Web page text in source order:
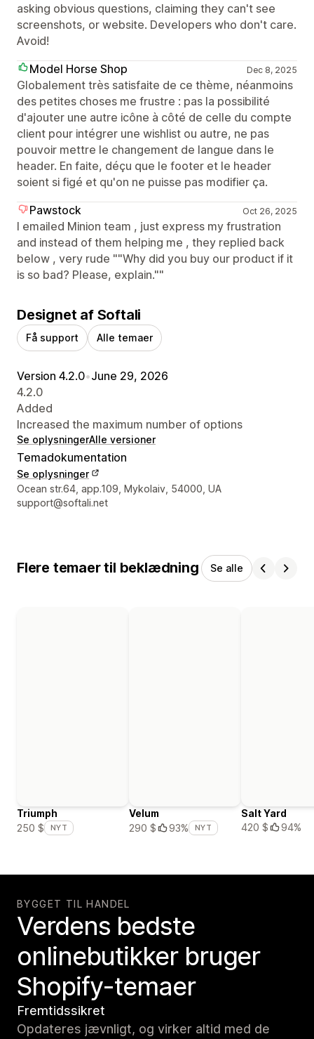
asking obvious questions, claiming they can't see
screenshots, or website. Developers who don't care.
Avoid!
Model Horse Shop
Dec 8, 2025
Globalement très satisfaite de ce thème, néanmoins
des petites choses me frustre : pas la possibilité
d'ajouter une autre icône à côté de celle du compte
client pour intégrer une wishlist ou autre, ne pas
pouvoir mettre le changement de langue dans le
header. En faite, déçu que le footer et le header
soient si figé et qu'on ne puisse pas modifier ça.
Pawstock
Oct 26, 2025
I emailed Minion team , just express my frustration
and instead of them helping me , they replied back
below , very rude ""Why did you buy our product if it
is so bad? Please, explain.""
Designet af Softali
Få support Alle temaer
Version 4.2.0•June 29, 2026
4.2.0
Added
Increased the maximum number of options
Se oplysningerAlle versioner
Temadokumentation
Se oplysninger
Se kontaktoplysninger
Ocean str.64, app.109, Mykolaiv, 54000, UA
support@softali.net
Flere temaer til beklædning Se alle
Triumph
250 $
NYT
Velum
290 $
93% NYT
Salt Yard
420 $
94%
BYGGET TIL HANDEL
Verdens bedste
onlinebutikker bruger
Shopify-temaer
Fremtidssikret
Opdateres jævnligt, og virker altid med de